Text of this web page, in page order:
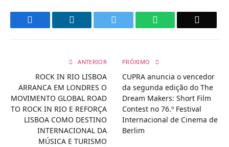
WhatsApp
ANTERIOR
ROCK IN RIO LISBOA
ARRANCA EM LONDRES O
MOVIMENTO GLOBAL ROAD
TO ROCK IN RIO E REFORÇA
LISBOA COMO DESTINO
INTERNACIONAL DA
MÚSICA E TURISMO
PRÓXIMO
CUPRA anuncia o vencedor
da segunda edição do The
Dream Makers: Short Film
Contest no 76.º Festival
Internacional de Cinema de
Berlim